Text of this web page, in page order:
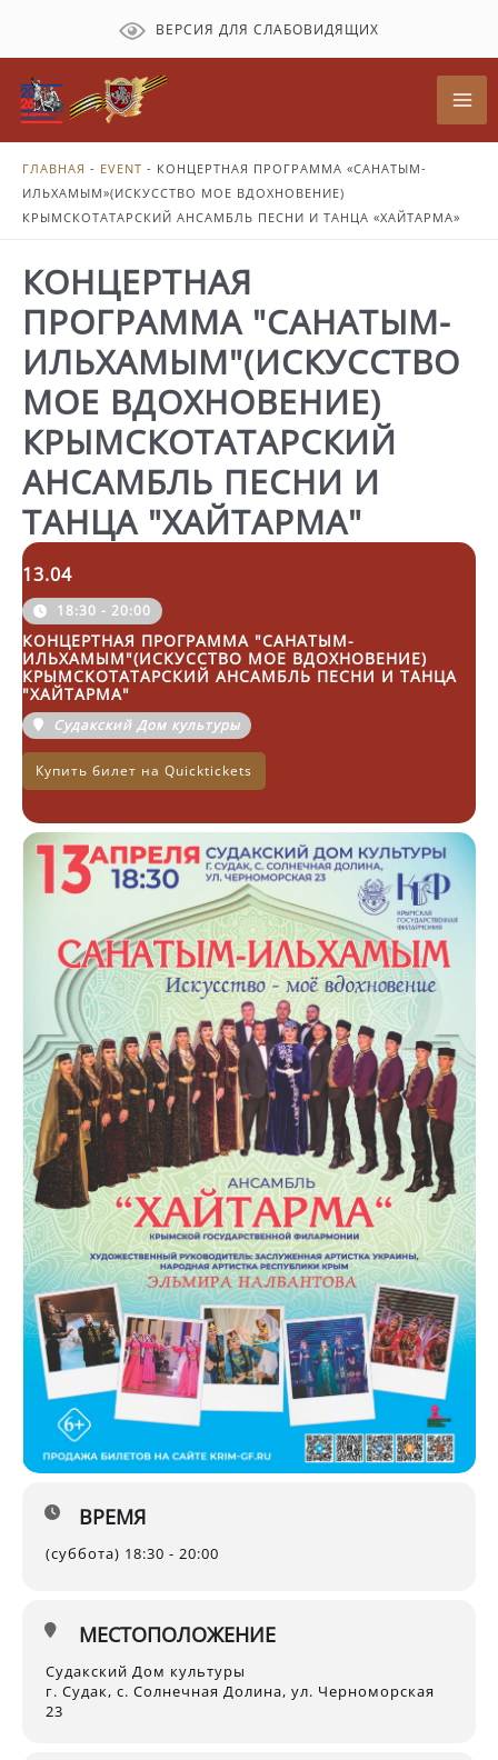
содержимому
ВЕРСИЯ ДЛЯ СЛАБОВИДЯЩИХ
ГЛАВНАЯ - EVENT - КОНЦЕРТНАЯ ПРОГРАММА «САНАТЫМ-
ИЛЬХАМЫМ»(ИСКУССТВО МОЕ ВДОХНОВЕНИЕ)
КРЫМСКОТАТАРСКИЙ АНСАМБЛЬ ПЕСНИ И ТАНЦА «ХАЙТАРМА»
КОНЦЕРТНАЯ
ПРОГРАММА "САНАТЫМ-
ИЛЬХАМЫМ"(ИСКУССТВО
МОЕ ВДОХНОВЕНИЕ)
КРЫМСКОТАТАРСКИЙ
АНСАМБЛЬ ПЕСНИ И
ТАНЦА "ХАЙТАРМА"
13.04
18:30 - 20:00
КОНЦЕРТНАЯ ПРОГРАММА "САНАТЫМ-
ИЛЬХАМЫМ"(ИСКУССТВО МОЕ ВДОХНОВЕНИЕ)
КРЫМСКОТАТАРСКИЙ АНСАМБЛЬ ПЕСНИ И ТАНЦА
"ХАЙТАРМА"
Судакский Дом культуры
Купить билет на Quicktickets
ВРЕМЯ
(суббота) 18:30 - 20:00
МЕСТОПОЛОЖЕНИЕ
Судакский Дом культуры
г. Судак, с. Солнечная Долина, ул. Черноморская
23